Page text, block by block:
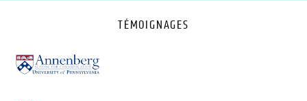
TÉMOIGNAGES